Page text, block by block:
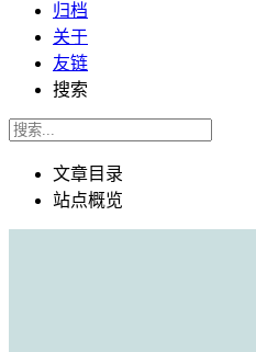
归档
关于
友链
搜索
文章目录
站点概览